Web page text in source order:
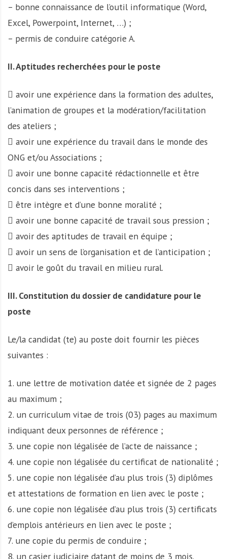
– bonne connaissance de l’outil informatique (Word,
Excel, Powerpoint, Internet, …) ;
– permis de conduire catégorie A.
II. Aptitudes recherchées pour le poste
 avoir une expérience dans la formation des adultes,
l’animation de groupes et la modération/facilitation
des ateliers ;
 avoir une expérience du travail dans le monde des
ONG et/ou Associations ;
 avoir une bonne capacité rédactionnelle et être
concis dans ses interventions ;
 être intègre et d’une bonne moralité ;
 avoir une bonne capacité de travail sous pression ;
 avoir des aptitudes de travail en équipe ;
 avoir un sens de l’organisation et de l’anticipation ;
 avoir le goût du travail en milieu rural.
III. Constitution du dossier de candidature pour le
poste
Le/la candidat (te) au poste doit fournir les pièces
suivantes :
1. une lettre de motivation datée et signée de 2 pages
au maximum ;
2. un curriculum vitae de trois (03) pages au maximum
indiquant deux personnes de référence ;
3. une copie non légalisée de l’acte de naissance ;
4. une copie non légalisée du certificat de nationalité ;
5. une copie non légalisée d’au plus trois (3) diplômes
et attestations de formation en lien avec le poste ;
6. une copie non légalisée d’au plus trois (3) certificats
d’emplois antérieurs en lien avec le poste ;
7. une copie du permis de conduire ;
8. un casier judiciaire datant de moins de 3 mois.